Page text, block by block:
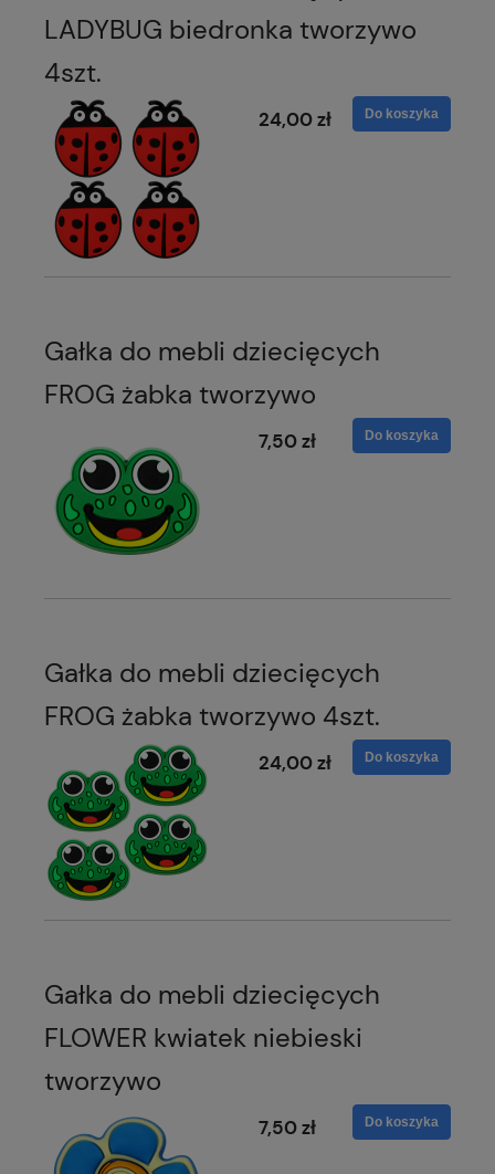
LADYBUG biedronka tworzywo
4szt.
24,00 zł Do koszyka
Gałka do mebli dziecięcych
FROG żabka tworzywo
7,50 zł Do koszyka
Gałka do mebli dziecięcych
FROG żabka tworzywo 4szt.
24,00 zł Do koszyka
Gałka do mebli dziecięcych
FLOWER kwiatek niebieski
tworzywo
7,50 zł Do koszyka